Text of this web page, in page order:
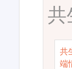
共
共
端